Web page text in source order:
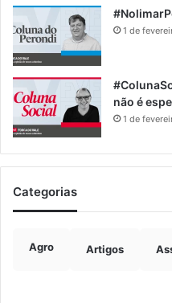
1 de
não é
1 de
Categorias
Agro Artigos